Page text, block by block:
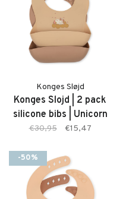
Konges Sløjd
Konges Slojd | 2 pack
silicone bibs | Unicorn
€30,95 €15,47
-50%